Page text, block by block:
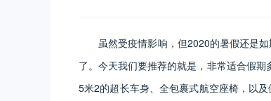
虽然受疫情影响，但2020的暑假还是
了。今天我们要推荐的就是，非常适合假
5米2的超长车身、全包裹式航空座椅，以